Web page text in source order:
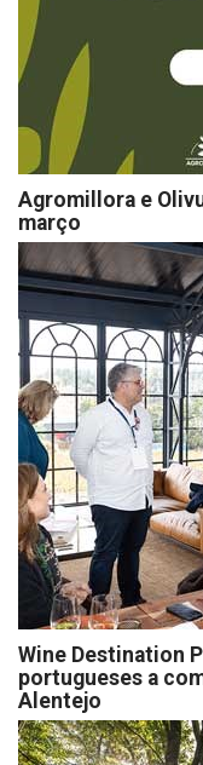
Agromillora e
março
Wine Destination
portugueses a
Alentejo